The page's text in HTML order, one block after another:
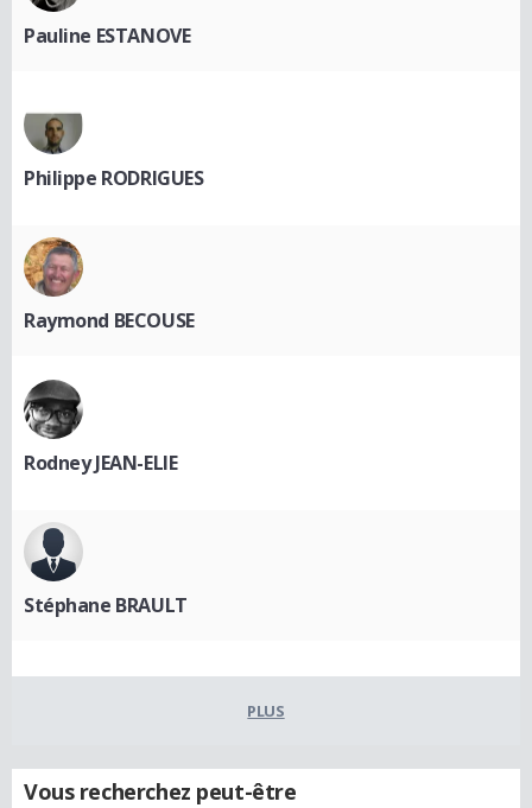
Pauline ESTANOVE
Philippe RODRIGUES
Raymond BECOUSE
Rodney JEAN-ELIE
Stéphane BRAULT
PLUS
Vous recherchez peut-être